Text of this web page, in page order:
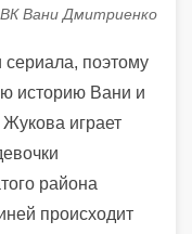
Вани Дмитриенко
сериала, поэтому
историю Вани и
играет
района
происходит